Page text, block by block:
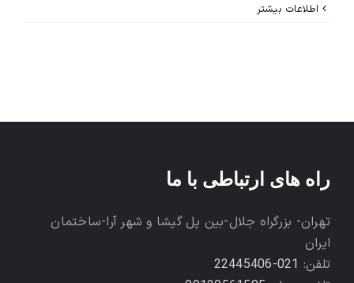
اطلاعات بیشتر
راه های ارتباطی با ما
تهران- بزرگراه جلال-بین پل گیشا و شهر آرا-ساختمان
ایران
تلفن: 021-22445406